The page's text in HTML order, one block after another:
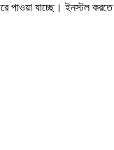
পাওয়া যাচ্ছে। ইনস্টল করতে